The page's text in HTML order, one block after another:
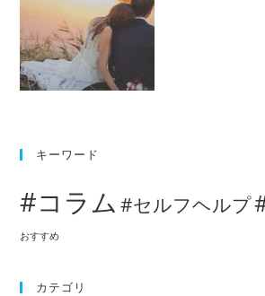
キーワード
#コラム #セルフヘルプ
おすすめ
カテゴリ